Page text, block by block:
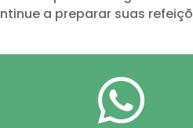
a preparar suas
